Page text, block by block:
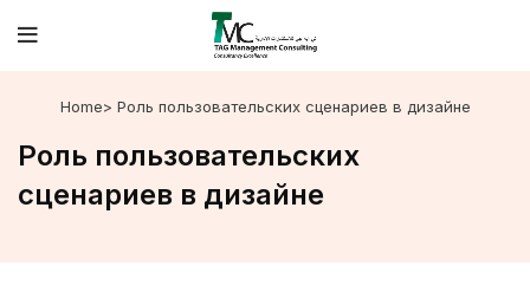
Home> Роль пользовательских сценариев в дизайне
Роль пользовательских
сценариев в дизайне